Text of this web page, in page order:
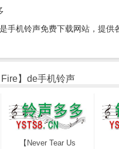
手机铃声免费下载网站，提供
Fire】de手机铃声
【Never Tear Us